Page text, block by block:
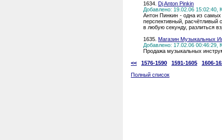
1634. Dj Anton Pinkin
Добавлено: 19.02.06 15:02:40,
Антон Пинкин - одна из
перспективный, расчётливый
в любую секунду, разлиться
1635. Магазин Музыкальных
Добавлено: 17.02.06 00:46:29,
Продажа музыкальных
<<
1576-1590 1591-1605
1606-
Полный список